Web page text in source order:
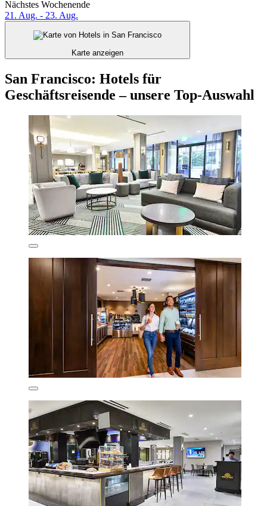
Nächstes Wochenende
21. Aug. - 23. Aug.
Karte anzeigen
San Francisco: Hotels für
Geschäftsreisende – unsere Top-Auswahl